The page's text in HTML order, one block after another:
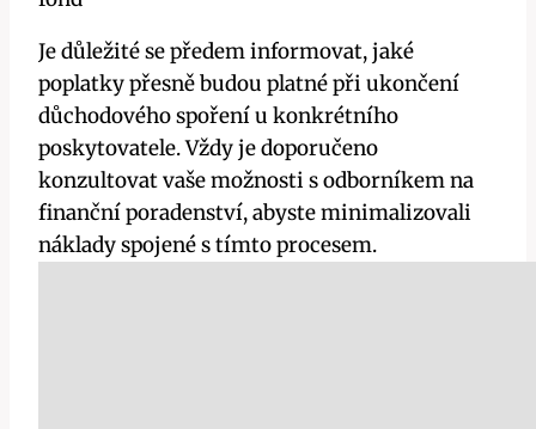
Je důležité se předem informovat, jaké
poplatky přesně budou platné při ukončení
důchodového spoření u konkrétního
poskytovatele. Vždy je doporučeno
konzultovat vaše možnosti s odborníkem na
finanční poradenství, abyste minimalizovali
náklady spojené s tímto procesem.